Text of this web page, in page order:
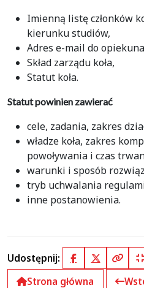
Imienną listę członków
kierunku studiów,
Adres e-mail do
Skład zarządu koła,
Statut koła.
Statut powinien zawierać
cele, zadania, zakres
władze koła, zakres
powoływania i czas
warunki i sposób
tryb uchwalania
inne postanowienia.
Udostępnij: FacebookX (Twitter)
Strona główna